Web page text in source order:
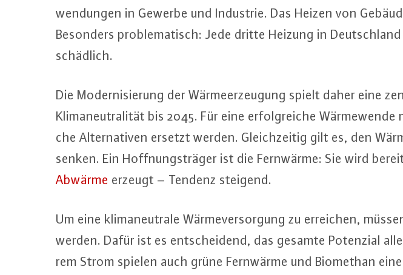
wen­dun­gen in Gewerbe und Industrie. Das Heizen von
Besonders pro­ble­ma­tisch: Jede dritte Heizung in
schäd­lich.
Die Mo­der­ni­sie­rung der Wär­me­er­zeu­gung spielt daher eine
Kli­ma­neu­tra­li­tät bis 2045. Für eine er­folg­rei­che
che Al­ter­na­ti­ven ersetzt werden. Gleich­zei­tig gilt es, den
senken. Ein Hoff­nungs­trä­ger ist die Fernwärme: Sie wird
Abwärme erzeugt – Tendenz steigend.
Um eine kli­ma­neu­tra­le Wär­me­ver­sor­gung zu erreichen,
werden. Dafür ist es ent­schei­dend, das gesamte Potenzial
rem Strom spielen auch grüne Fernwärme und Biomethan